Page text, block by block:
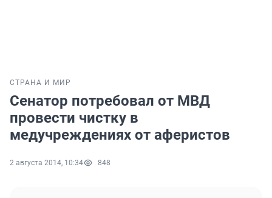
СТРАНА И МИР
Сенатор потребовал от МВД
провести чистку в
медучреждениях от аферистов
2 августа 2014, 10:34 848